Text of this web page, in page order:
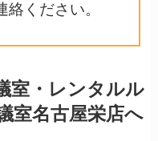
ください。
室・レンタルル
室名古屋栄店へ